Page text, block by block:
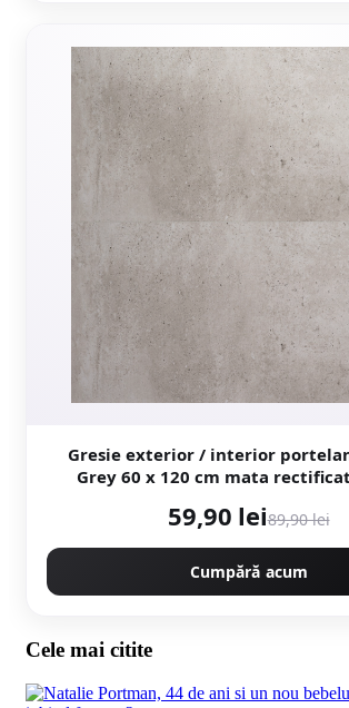
Gresie exterior / interior
Grey 60 x 120 cm mata rectificata aspect
59,90 lei89,90 lei
Cumpără acum
Cele mai citite